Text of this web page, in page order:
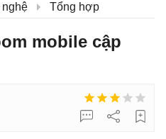
nghệ Tổng hợp
mobile cập